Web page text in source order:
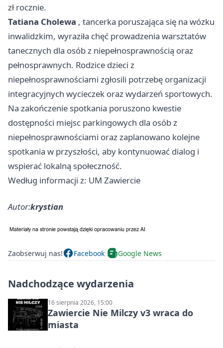
zł rocznie.
Tatiana Cholewa , tancerka poruszająca się na wózku
inwalidzkim, wyraziła chęć prowadzenia warsztatów
tanecznych dla osób z niepełnosprawnością oraz
pełnosprawnych. Rodzice dzieci z
niepełnosprawnościami zgłosili potrzebę organizacji
integracyjnych wycieczek oraz wydarzeń sportowych.
Na zakończenie spotkania poruszono kwestie
dostępności miejsc parkingowych dla osób z
niepełnosprawnościami oraz zaplanowano kolejne
spotkania w przyszłości, aby kontynuować dialog i
wspierać lokalną społeczność.
Według informacji z: UM Zawiercie
Autor:krystian
Zaobserwuj nas! Facebook Google News
Nadchodzące wydarzenia
16 sierpnia 2026, 15:00
Zawiercie Nie Milczy v3 wraca do
miasta